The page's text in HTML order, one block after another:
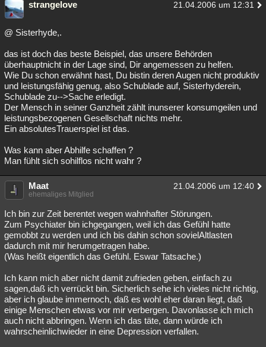
strangelove 21.04.2006 um 12:31
@ Sisterhyde,.
das ist doch das beste Beispiel, das unsere Behörden
überhauptnicht in der Lage sind, Dir angemessen zu helfen.
Wie Du schon erwähnt hast, Du bistin deren Augen nicht produktiv
und leistungsfähig genug, also Schublade auf, Sisterhyderein,
Schublade zu-->Sache erledigt.
Der Mensch in seiner Ganzheit zählt inunserer konsumgeilen und
leistungsbezogenen Gesellschaft nichts mehr.
Ein absolutesTrauerspiel ist das.
Was kann aber Abhilfe schaffen ?
Man fühlt sich sohilflos nicht wahr ?
Maat 21.04.2006 um 12:40
ehemaliges Mitglied
Ich bin zur Zeit berentet wegen wahnhafter Störungen.
Zum Psychiater bin ichgegangen, weil ich das Gefühl hatte
gemobbt zu werden und ich bis dahin schon sovielAltlasten
dadurch mit mir herumgetragen habe.
(Was heißt eigentlich das Gefühl. Eswar Tatsache.)
Ich kann mich aber nicht damit zufrieden geben, einfach zu
sagen,daß ich verrückt bin. Sicherlich sehe ich vieles nicht richtig,
aber ich glaube immernoch, daß es wohl eher daran liegt, daß
einige Menschen etwas vor mir verbergen. Davonlasse ich mich
auch nicht abbringen. Wenn ich das täte, dann würde ich
wahrscheinlichwieder in eine Depression verfallen.